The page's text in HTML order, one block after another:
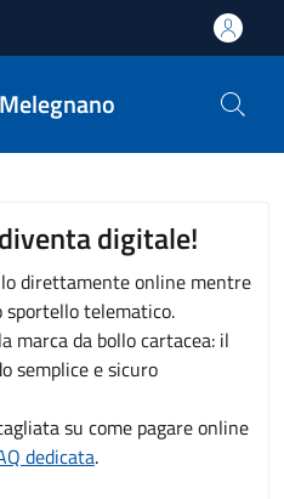
digitale!
direttamente online mentre
telematico.
marca da bollo cartacea: il
semplice e sicuro
su come pagare online
dedicata.